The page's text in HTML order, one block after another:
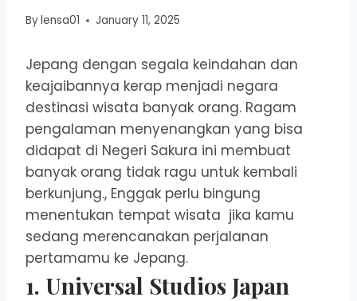
Bylensa01 January 11, 2025
Jepang dengan segala keindahan dan
keajaibannya kerap menjadi negara
destinasi wisata banyak orang. Ragam
pengalaman menyenangkan yang bisa
didapat di Negeri Sakura ini membuat
banyak orang tidak ragu untuk kembali
berkunjung., Enggak perlu bingung
menentukan tempat wisata jika kamu
sedang merencanakan perjalanan
pertamamu ke Jepang.
1. Universal Studios Japan